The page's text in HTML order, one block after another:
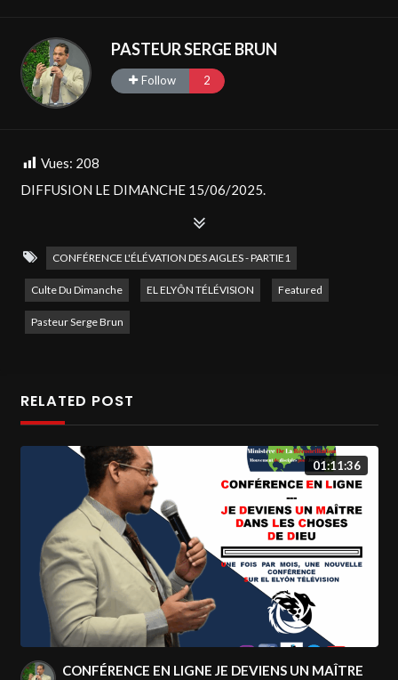
PASTEUR SERGE BRUN
Follow 2
Vues: 208
DIFFUSION LE DIMANCHE 15/06/2025.
TOUS LES DIMANCHES, UN NOUVEL ÉPISODE À 10H00.
PROGRAMME CHRÉTIEN À BUT D’ENCOURAGER, DE
FORTIFIER ET D’EXHORTER.
Rester connecté : → Facebook : / el elyon television → Site
CONFÉRENCE L'ÉLÉVATION DES AIGLES - PARTIE1
Culte Du Dimanche EL ELYÔN TÉLÉVISION Featured
Pasteur Serge Brun
RELATED POST
01:11:36
CONFÉRENCE EN LIGNE JE DEVIENS UN MAÎTRE